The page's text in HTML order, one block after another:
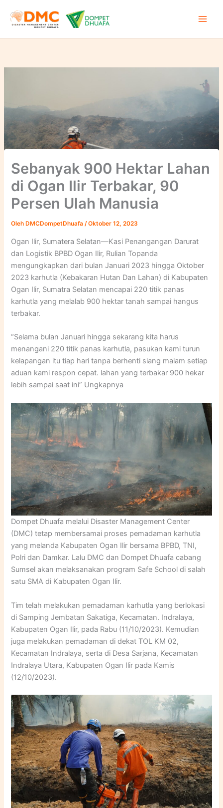
Sebanyak 900 Hektar Lahan
di Ogan Ilir Terbakar, 90
Persen Ulah Manusia
Oleh DMCDompetDhuafa/Oktober 12, 2023
Ogan Ilir, Sumatera Selatan—Kasi Penangangan Darurat
dan Logistik BPBD Ogan Ilir, Rulian Topanda
mengungkapkan dari bulan Januari 2023 hingga Oktober
2023 karhutla (Kebakaran Hutan Dan Lahan) di Kabupaten
Ogan Ilir, Sumatra Selatan mencapai 220 titik panas
karhutla yang melalab 900 hektar tanah sampai hangus
terbakar.
“Selama bulan Januari hingga sekarang kita harus
menangani 220 titik panas karhutla, pasukan kami turun
kelapangan itu tiap hari tanpa berhenti siang malam setiap
aduan kami respon cepat. lahan yang terbakar 900 hekar
lebih sampai saat ini” Ungkapnya
Dompet Dhuafa melalui Disaster Management Center
(DMC) tetap membersamai proses pemadaman karhutla
yang melanda Kabupaten Ogan Ilir bersama BPBD, TNI,
Polri dan Damkar. Lalu DMC dan Dompet Dhuafa cabang
Sumsel akan melaksanakan program Safe School di salah
satu SMA di Kabupaten Ogan Ilir.
Tim telah melakukan pemadaman karhutla yang berlokasi
di Samping Jembatan Sakatiga, Kecamatan. Indralaya,
Kabupaten Ogan Ilir, pada Rabu (11/10/2023). Kemudian
juga melakukan pemadaman di dekat TOL KM 02,
Kecamatan Indralaya, serta di Desa Sarjana, Kecamatan
Indralaya Utara, Kabupaten Ogan Ilir pada Kamis
(12/10/2023).